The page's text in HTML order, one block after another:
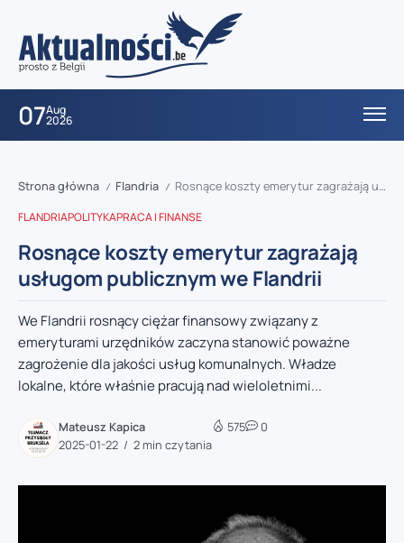
07Aug
2026
Strona główna / Flandria / Rosnące koszty emerytur zagrażają usługom publicznym we Flandrii
FLANDRIAPOLITYKAPRACA I FINANSE
Rosnące koszty emerytur zagrażają
usługom publicznym we Flandrii
We Flandrii rosnący ciężar finansowy związany z
emeryturami urzędników zaczyna stanowić poważne
zagrożenie dla jakości usług komunalnych. Władze
lokalne, które właśnie pracują nad wieloletnimi...
Mateusz Kapica
2025-01-22
2 min czytania
575 0